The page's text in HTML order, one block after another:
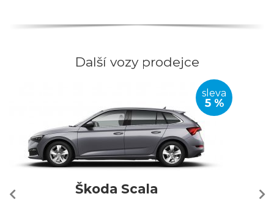
Další vozy prodejce
sleva
5 %
Škoda Scala